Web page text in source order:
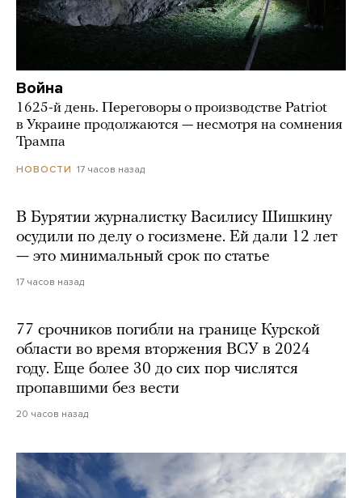
Война
1625-й день. Переговоры о производстве Patriot
в Украине продолжаются — несмотря на сомнения
Трампа
НОВОСТИ 17 часов назад
В Бурятии журналистку Василису Шишкину
осудили по делу о госизмене. Ей дали 12 лет
— это минимальный срок по статье
17 часов назад
77 срочников погибли на границе Курской
области во время вторжения ВСУ в 2024
году. Еще более 30 до сих пор числятся
пропавшими без вести
20 часов назад